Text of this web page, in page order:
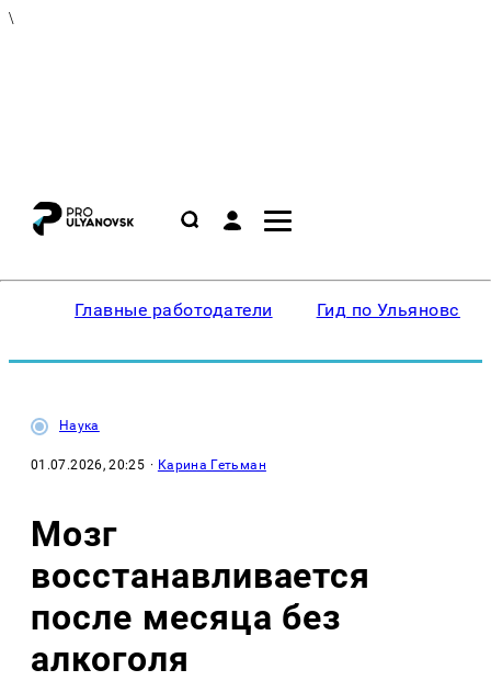
\
Главные работодатели Гид по Ульяновску
Наука
01.07.2026, 20:25 · Карина Гетьман
Мозг
восстанавливается
после месяца без
алкоголя